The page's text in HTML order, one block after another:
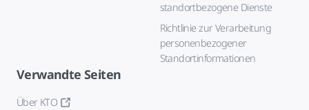
standortbezogene Dienste
Richtlinie zur Verarbeitung
personenbezogener
Standortinformationen
Verwandte Seiten
Über KTO